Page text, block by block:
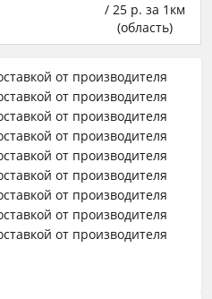
/ 25 р. за 1км
(область)